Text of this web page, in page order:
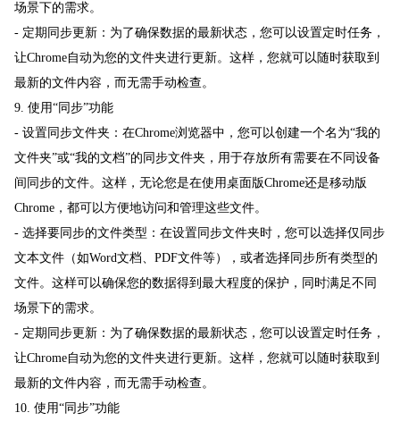
场景下的需求。
- 定期同步更新：为了确保数据的最新状态，您可以设置定时任务，
让Chrome自动为您的文件夹进行更新。这样，您就可以随时获取到
最新的文件内容，而无需手动检查。
9. 使用“同步”功能
- 设置同步文件夹：在Chrome浏览器中，您可以创建一个名为“我的
文件夹”或“我的文档”的同步文件夹，用于存放所有需要在不同设备
间同步的文件。这样，无论您是在使用桌面版Chrome还是移动版
Chrome，都可以方便地访问和管理这些文件。
- 选择要同步的文件类型：在设置同步文件夹时，您可以选择仅同步
文本文件（如Word文档、PDF文件等），或者选择同步所有类型的
文件。这样可以确保您的数据得到最大程度的保护，同时满足不同
场景下的需求。
- 定期同步更新：为了确保数据的最新状态，您可以设置定时任务，
让Chrome自动为您的文件夹进行更新。这样，您就可以随时获取到
最新的文件内容，而无需手动检查。
10. 使用“同步”功能